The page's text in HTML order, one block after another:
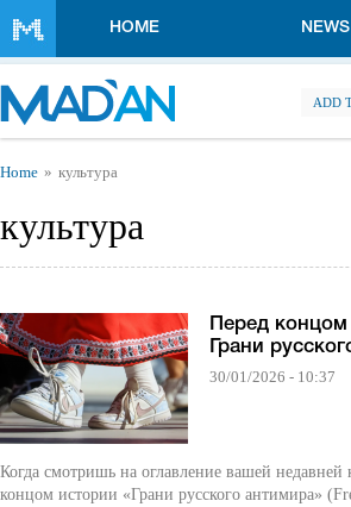
HOME NEWS
ADD
You are here
Home культура
культура
Перед
Грани
30/01/2026 - 10:37
Когда смотришь на оглавление вашей недавней
концом истории «Грани русского антимира»